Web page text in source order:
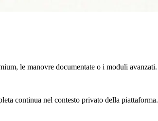
le manovre documentate o i moduli avanzati.
continua nel contesto privato della piattaforma.